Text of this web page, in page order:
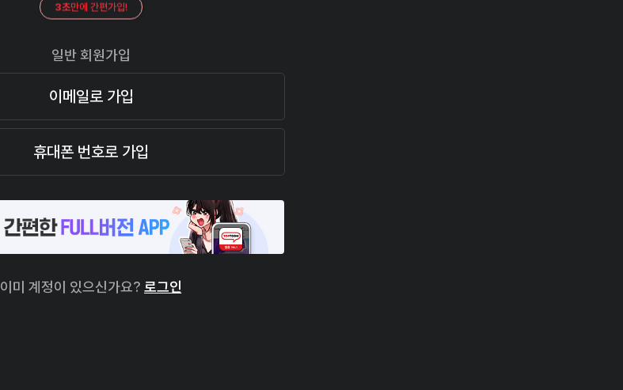
3초만에 간편가입!
일반 회원가입
이메일로 가입
휴대폰 번호로 가입
이미 계정이 있으신가요? 로그인